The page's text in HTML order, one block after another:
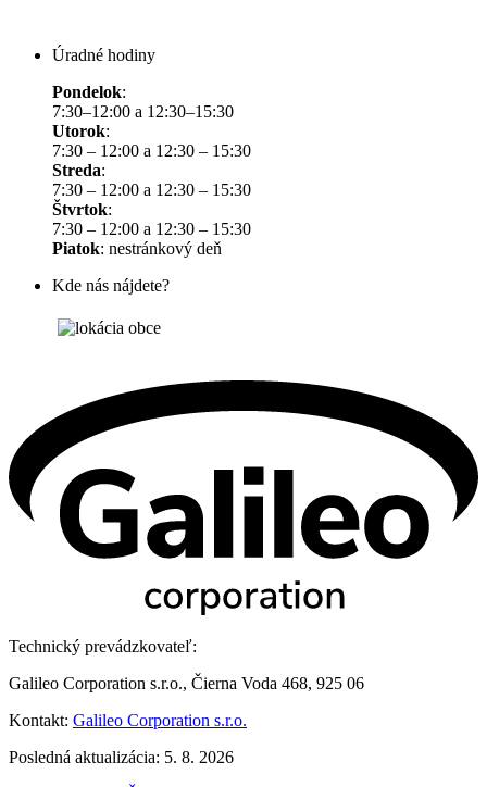
Úradné hodiny
Pondelok:
7:30–12:00 a 12:30–15:30
Utorok:
7:30 – 12:00 a 12:30 – 15:30
Streda:
7:30 – 12:00 a 12:30 – 15:30
Štvrtok:
7:30 – 12:00 a 12:30 – 15:30
Piatok: nestránkový deň
Kde nás nájdete?
Technický prevádzkovateľ:
Galileo Corporation s.r.o., Čierna Voda 468, 925 06
Kontakt: Galileo Corporation s.r.o.
Posledná aktualizácia: 5. 8. 2026